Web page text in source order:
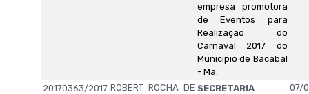
empresa promotora
de Eventos para
Realização do
Carnaval 2017 do
Municipio de Bacabal
- Ma.
20170363/2017 ROBERT ROCHA DE SECRETARIA
07/